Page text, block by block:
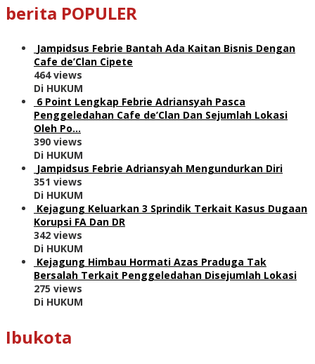
berita POPULER
Jampidsus Febrie Bantah Ada Kaitan Bisnis Dengan
Cafe de’Clan Cipete
464 views
Di HUKUM
6 Point Lengkap Febrie Adriansyah Pasca
Penggeledahan Cafe de’Clan Dan Sejumlah Lokasi
Oleh Po…
390 views
Di HUKUM
Jampidsus Febrie Adriansyah Mengundurkan Diri
351 views
Di HUKUM
Kejagung Keluarkan 3 Sprindik Terkait Kasus Dugaan
Korupsi FA Dan DR
342 views
Di HUKUM
Kejagung Himbau Hormati Azas Praduga Tak
Bersalah Terkait Penggeledahan Disejumlah Lokasi
275 views
Di HUKUM
Ibukota